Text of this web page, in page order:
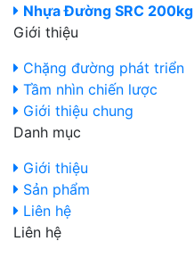
Nhựa Đường SRC 200kg
Giới thiệu
Chặng đường phát triển
Tầm nhìn chiến lược
Giới thiệu chung
Danh mục
Giới thiệu
Sản phẩm
Liên hệ
Liên hệ